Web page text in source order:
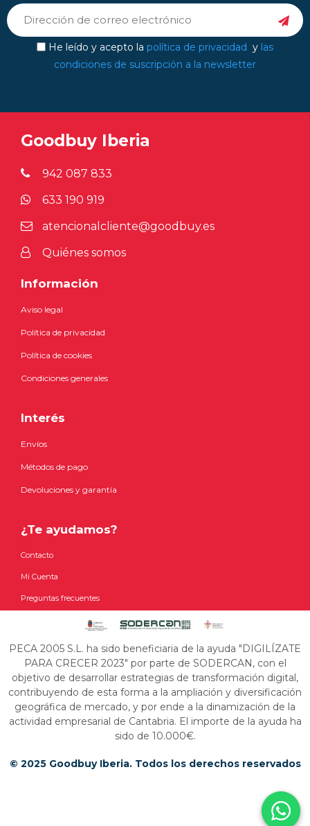
He leído y acepto la política de privacidad y las
condiciones de suscripción a la newsletter
Goodbuy Iberia
942 087 833
633 190 919
atencionalcliente@goodbuy.es
Quiénes somos
Información
Aviso legal
Política de privacidad
Política de cookies
Condiciones generales
Interés
Envíos
Métodos de pago
Devoluciones y garantía
¿Te ayudamos?
Contacto
Mi Cuenta
Preguntas frecuentes
PECA 2005 S.L. ha sido beneficiaria de la ayuda "DIGILÍZATE
PARA CRECER 2023" por parte de SODERCAN, con el
objetivo de desarrollar estrategias de transformación digital,
contribuyendo de esta forma a la ampliación y diversificación
geográfica de mercado, y por ende a la dinamización de la
actividad empresarial de Cantabria. El importe de la ayuda ha
sido de 10.000€.
© 2025 Goodbuy Iberia. Todos los derechos reservados